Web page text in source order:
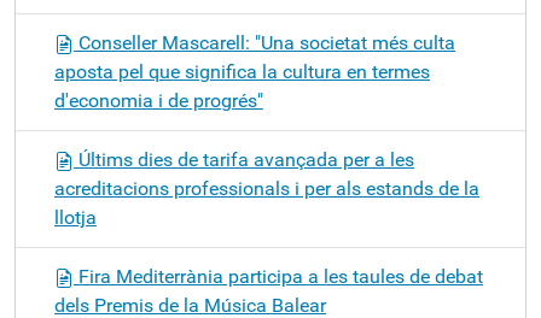
Conseller Mascarell: "Una societat més culta
aposta pel que significa la cultura en termes
d'economia i de progrés"
Últims dies de tarifa avançada per a les
acreditacions professionals i per als estands de la
llotja
Fira Mediterrània participa a les taules de debat
dels Premis de la Música Balear